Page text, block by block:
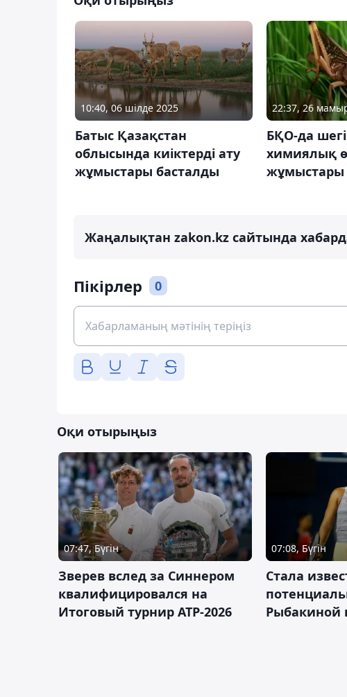
10:40, 06 шілде 2025
Батыс Қазақстан
облысында киіктерді ату
жұмыстары басталды
22:37, 26
БҚО-да
химиялық
жұмыстары
Жаңалықтан zakon.kz сайтында
Пікірлер 0
Оқи отырыңыз
07:47, Бүгін
Зверев вслед за Синнером
квалифицировался на
Итоговый турнир ATP-2026
07:08, Бүгін
Cтала
Рыбакиной